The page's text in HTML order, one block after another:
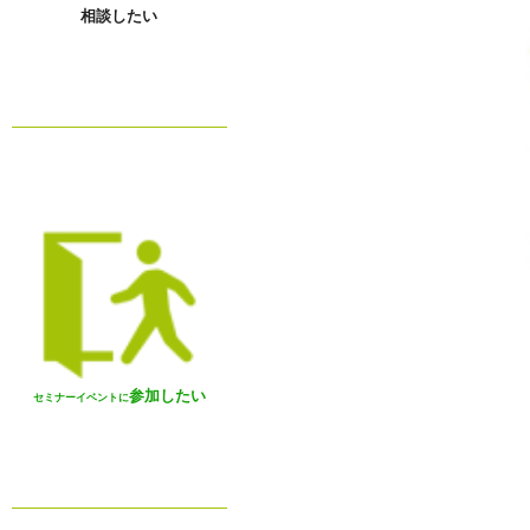
相談したい
セミナーイベントに参加したい